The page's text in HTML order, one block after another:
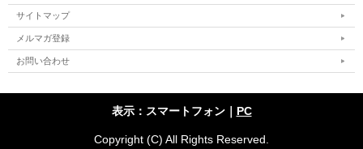
サイトマップ
メルマガ登録
お問い合わせ
表示：スマートフォン｜ PC
Copyright (C) All Rights Reserved.